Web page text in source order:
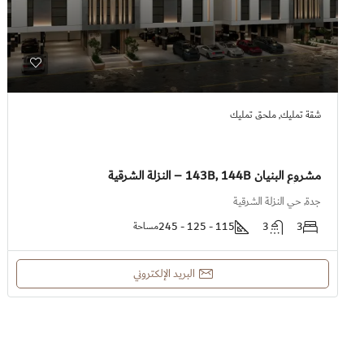
شقة تمليك, ملحق تمليك
مشروع البنيان 143B, 144B – النزلة الشرقية
جدة, حي النزلة الشرقية
3
3
115 - 125 - 245 مساحة
البريد الإلكتروني